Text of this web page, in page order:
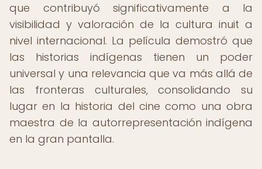
que contribuyó significativamente a la
visibilidad y valoración de la cultura inuit a
nivel internacional. La película demostró que
las historias indígenas tienen un poder
universal y una relevancia que va más allá de
las fronteras culturales, consolidando su
lugar en la historia del cine como una obra
maestra de la autorrepresentación indígena
en la gran pantalla.